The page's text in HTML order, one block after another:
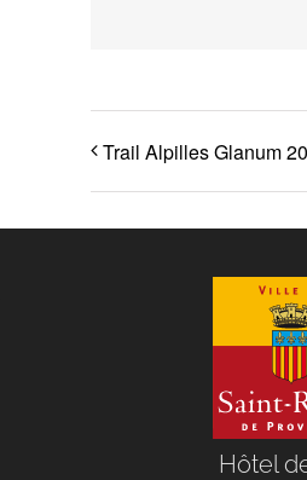
Trail Alpilles Glanum
Hôtel